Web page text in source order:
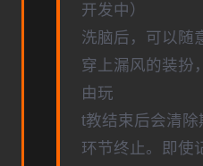
开发中）
洗脑后，可以随
穿上漏风的装扮
由玩
t教结束后会清
环节终止。即使